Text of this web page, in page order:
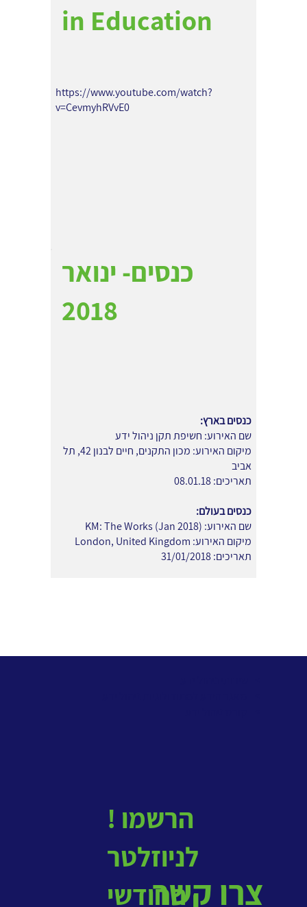
in Education
https://www.youtube.com/watch?
v=CevmyhRVvE0
כנסים- ינואר
2018
כנסים בארץ:
שם האירוע: חשיפת תקן ניהול ידע
מיקום האירוע: מכון התקנים, חיים לבנון 42, תל
אביב
תאריכים: 08.01.18
כנסים בעולם:
שם האירוע: (KM: The Works (Jan 2018
מיקום האירוע: London, United Kingdom
תאריכים: 31/01/2018
! הרשמו
לניוזלטר
החודשי
צרו קשר